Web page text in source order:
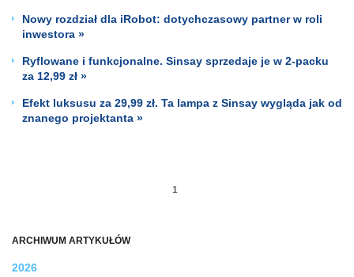
ARCHIWUM ARTYKUŁÓW
2026
Nowy rozdział dla iRobot: dotychczasowy partner w roli
inwestora »
Ryflowane i funkcjonalne. Sinsay sprzedaje je w 2-packu
za 12,99 zł »
Efekt luksusu za 29,99 zł. Ta lampa z Sinsay wygląda jak od
znanego projektanta »
1